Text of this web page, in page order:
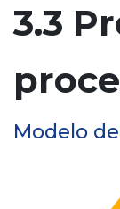
3.3
Modelo